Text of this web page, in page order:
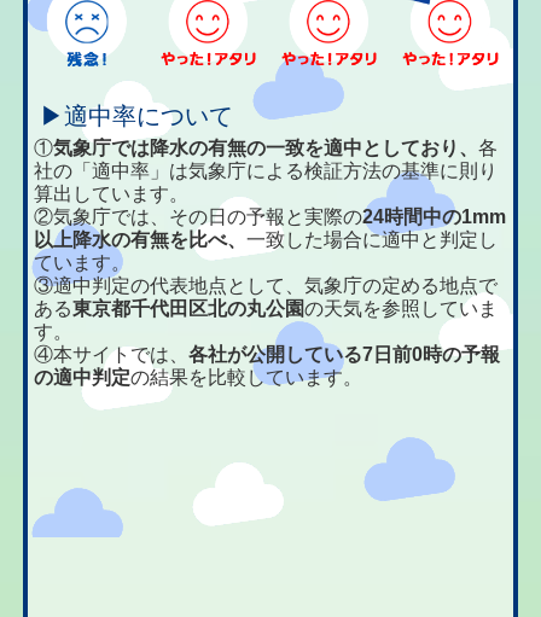
▶適中率について
①気象庁では降水の有無の一致を適中としており、各
社の「適中率」は気象庁による検証方法の基準に則り
算出しています。
②気象庁では、その日の予報と実際の24時間中の1mm
以上降水の有無を比べ、一致した場合に適中と判定し
ています。
③適中判定の代表地点として、気象庁の定める地点で
ある東京都千代田区北の丸公園の天気を参照していま
す。
④本サイトでは、各社が公開している7日前0時の予報
の適中判定の結果を比較しています。